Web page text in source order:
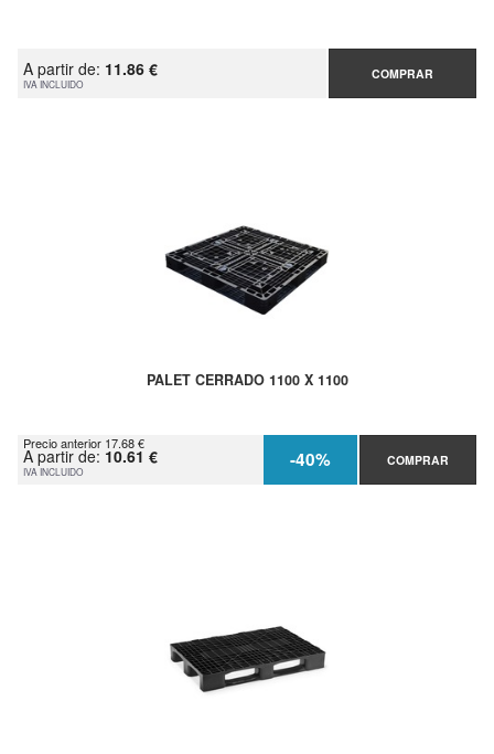
A partir de: 11.86 €
IVA INCLUIDO
COMPRAR
PALET CERRADO 1100 X 1100
Precio anterior 17.68 €
A partir de: 10.61 €
IVA INCLUIDO -40% COMPRAR